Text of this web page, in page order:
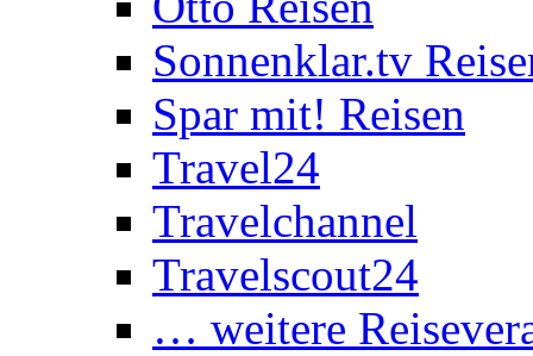
Sonnenklar.tv
Spar mit! Reisen
Travel24
Travelchannel
Travelscout24
… weitere